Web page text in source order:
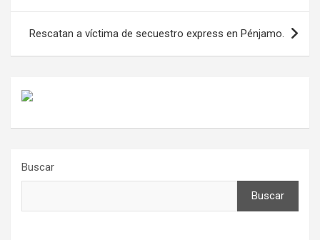
entradas
Rescatan a víctima de secuestro express en Pénjamo.
Buscar
Buscar